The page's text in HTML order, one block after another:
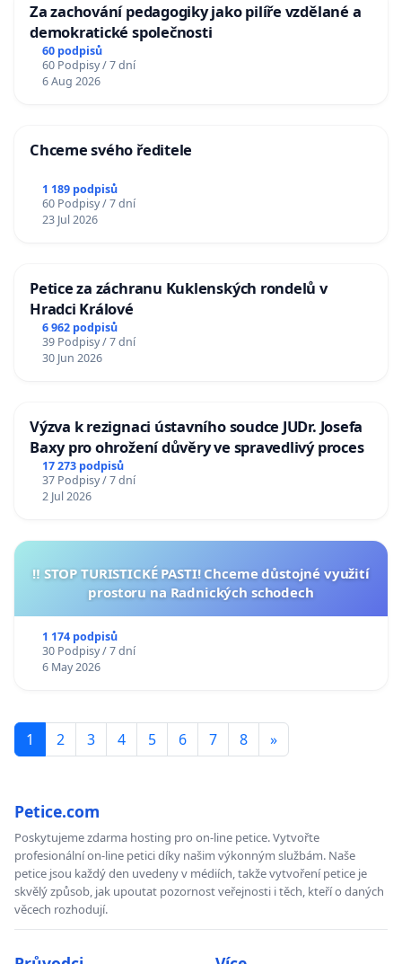
Za zachování pedagogiky jako pilíře vzdělané a
demokratické společnosti
60 podpisů
60 Podpisy / 7 dní
6 Aug 2026
Chceme svého ředitele
1 189 podpisů
60 Podpisy / 7 dní
23 Jul 2026
Petice za záchranu Kuklenských rondelů v
Hradci Králové
6 962 podpisů
39 Podpisy / 7 dní
30 Jun 2026
Výzva k rezignaci ústavního soudce JUDr. Josefa
Baxy pro ohrožení důvěry ve spravedlivý proces
17 273 podpisů
37 Podpisy / 7 dní
2 Jul 2026
‼️ STOP TURISTICKÉ PASTI! Chceme důstojné využití
prostoru na Radnických schodech
1 174 podpisů
30 Podpisy / 7 dní
6 May 2026
1 2 3 4 5 6 7 8 »
Petice.com
Poskytujeme zdarma hosting pro on-line petice. Vytvořte
profesionální on-line petici díky našim výkonným službám. Naše
petice jsou každý den uvedeny v médiích, takže vytvoření petice je
skvělý způsob, jak upoutat pozornost veřejnosti i těch, kteří o daných
věcech rozhodují.